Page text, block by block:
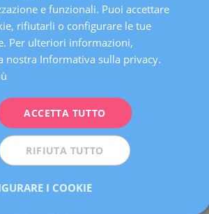
diagnosi affidabili e sicure anche a
giovani e senza i rischi associati alle
radiazioni.
DEUTSCH
e funzionali. Puoi accettare
rifiutarli o configurare le tue
Per ulteriori informazioni,
nostra Informativa sulla privacy.
ACCETTA TUTTO
RIFIUTA TUTTO
I COOKIE